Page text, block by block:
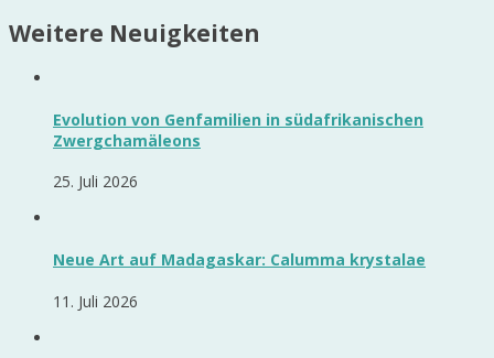
Weitere Neuigkeiten
Evolution von Genfamilien in südafrikanischen
Zwergchamäleons
25. Juli 2026
Neue Art auf Madagaskar: Calumma krystalae
11. Juli 2026